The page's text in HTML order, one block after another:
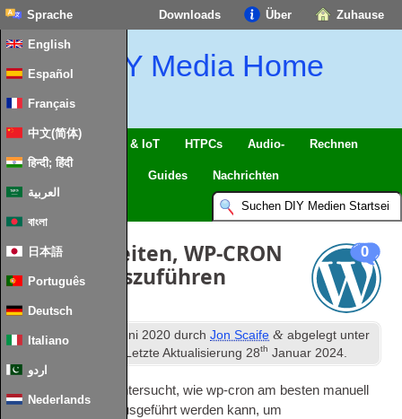
Zuhause
Über
Downloads
Sprache
English
Español
Français
中文(简体)
हिन्दी; हिंदी
العربية
বাংলা
日本語
Português
Deutsch
Italiano
اردو
Nederlands
DIY Media Home
Intelligentes Zuhause & IoT HTPCs Audio- Rechnen
Guides Nachrichten
0
3 Möglichkeiten, WP-CRON
manuell auszuführen
Veröffentlicht Juni 2020 durchJon Scaife & abgelegt unter
. Letzte Aktualisierung28th Januar 2024.
Ich habe kürzlich untersucht, wie wp-cron am besten manuell
vom System aus ausgeführt werden kann, um